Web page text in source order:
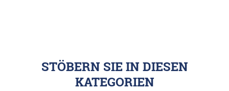
STÖBERN SIE IN DIESEN
KATEGORIEN